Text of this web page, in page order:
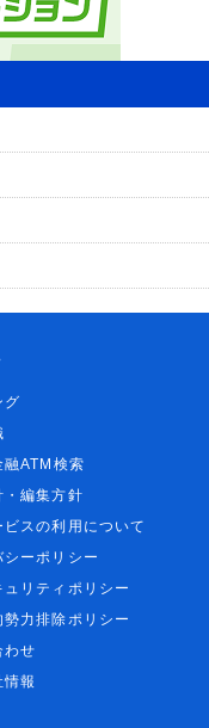
グ
融ATM検索
・編集方針
スの利用について
シーポリシー
リティポリシー
勢力排除ポリシー
わせ
報